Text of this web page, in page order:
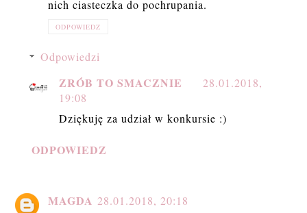
nich ciasteczka do pochrupania.
ODPOWIEDZ
Odpowiedzi
ZRÓB TO SMACZNIE
28.01.2018,
19:08
Dziękuję za udział w konkursie :)
ODPOWIEDZ
MAGDA 28.01.2018, 20:18